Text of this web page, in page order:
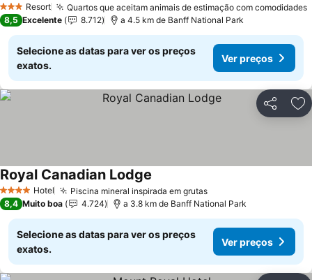
3 EstrelasResort Quartos que aceitam animais de estimação com comodidades
8,5 Excelente 8.712 a 4.5 km de Banff National Park
Selecione as datas para ver os preços
exatos.
Ver preços
Partilhar
4 EstrelasHotel Piscina mineral inspirada em grutas
Royal Canadian Lodge
8,4 Muito boa 4.724 a 3.8 km de Banff National Park
Selecione as datas para ver os preços
exatos.
Ver preços